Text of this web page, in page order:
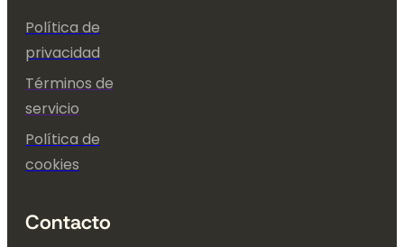
Política de
privacidad
Términos de
servicio
Política de
cookies
Contacto